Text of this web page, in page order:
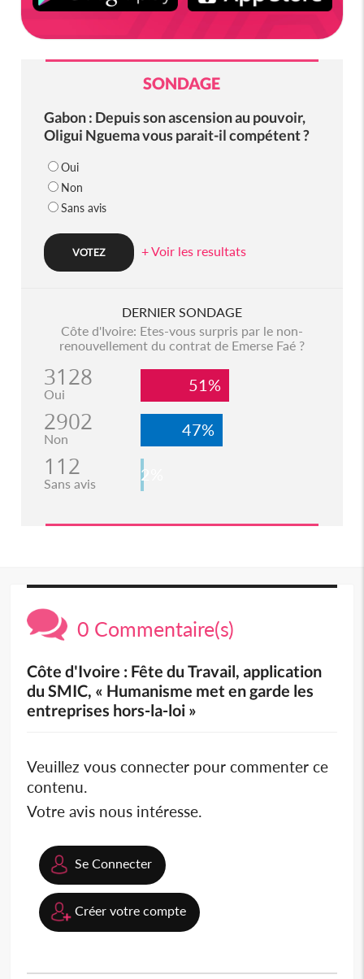
SONDAGE
Gabon : Depuis son ascension au pouvoir,
Oligui Nguema vous parait-il compétent ?
Oui
Non
Sans avis
+ Voir les resultats
DERNIER SONDAGE
Côte d'Ivoire: Etes-vous surpris par le non-
renouvellement du contrat de Emerse Faé ?
3128
Oui 51%
2902
Non 47%
112
Sans avis 2%
0 Commentaire(s)
Côte d'Ivoire : Fête du Travail, application
du SMIC, « Humanisme met en garde les
entreprises hors-la-loi »
Veuillez vous connecter pour commenter ce
contenu.
Votre avis nous intéresse.
Se Connecter
Créer votre compte